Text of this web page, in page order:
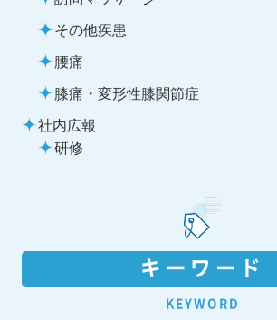
その他疾患
腰痛
膝痛・変形性膝関節症
社内広報
研修
キーワード
KEYWORD